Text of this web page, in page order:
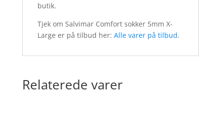
butik.
Tjek om Salvimar Comfort sokker 5mm X-
Large er på tilbud her: Alle varer på tilbud.
Relaterede varer